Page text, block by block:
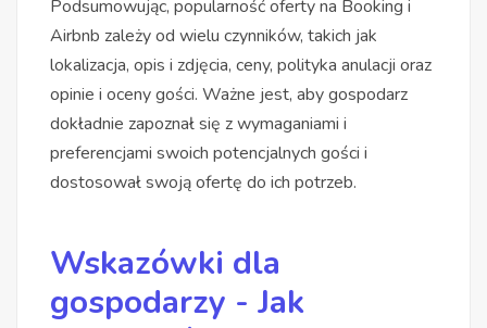
Podsumowując, popularność oferty na Booking i
Airbnb zależy od wielu czynników, takich jak
lokalizacja, opis i zdjęcia, ceny, polityka anulacji oraz
opinie i oceny gości. Ważne jest, aby gospodarz
dokładnie zapoznał się z wymaganiami i
preferencjami swoich potencjalnych gości i
dostosował swoją ofertę do ich potrzeb.
Wskazówki dla
gospodarzy - Jak